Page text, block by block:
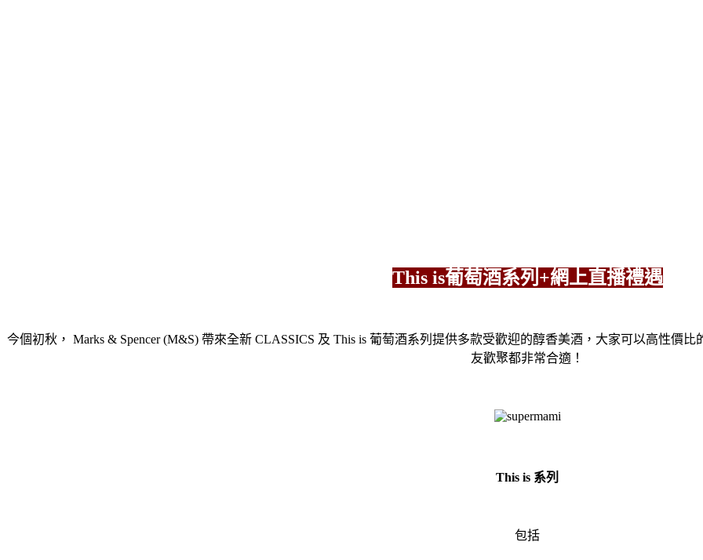
This is葡萄酒系列+網上直播禮遇
今個初秋， Marks & Spencer (M&S) 帶來全新 CLASSICS 及 This is 葡萄酒系列提供多款受歡迎的醇香美酒，大家可以高性價
友歡聚都非常合適！
This is 系列
包括